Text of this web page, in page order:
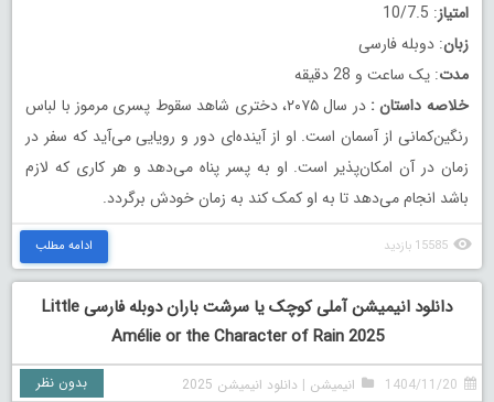
امتیاز: 10/7.5
زبان: دوبله فارسی
مدت: یک ساعت و 28 دقیقه
خلاصه داستان :
در سال ۲۰۷۵، دختری شاهد سقوط پسری مرموز با لباس
رنگین‌کمانی از آسمان است. او از آینده‌ای دور و رویایی می‌آید که سفر در
زمان در آن امکان‌پذیر است. او به پسر پناه می‌دهد و هر کاری که لازم
باشد انجام می‌دهد تا به او کمک کند به زمان خودش برگردد.
15585 بازدید ادامه مطلب
دانلود انیمیشن آملی کوچک یا سرشت باران دوبله فارسی Little
Amélie or the Character of Rain 2025
1404/11/20 انیمیشن | دانلود انیمیشن 2025 بدون نظر